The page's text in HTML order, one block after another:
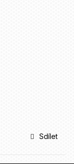
Sdílet